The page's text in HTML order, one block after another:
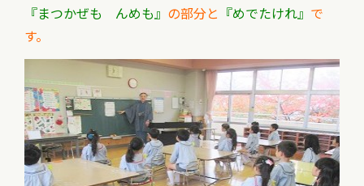
『まつかぜも んめも』 の部分と 『めでたけれ』 で
す。